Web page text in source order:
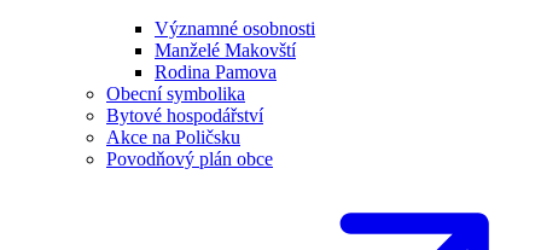
Významné osobnosti
Manželé Makovští
Rodina Pamova
Obecní symbolika
Bytové hospodářství
Akce na Poličsku
Povodňový plán obce